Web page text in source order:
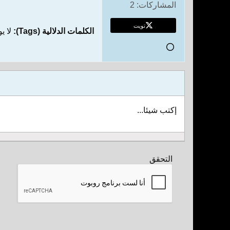
المشاركات: 2
تويت
الكلمات الدلالية (Tags): لا
إكتب شيئا...
التحقق